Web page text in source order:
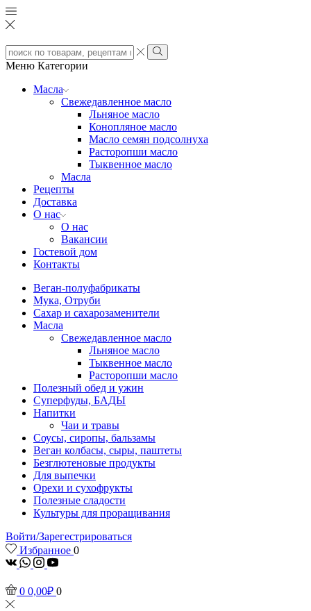
Search
input
Search
Меню Категории
Масла
Свежедавленное масло
Льняное масло
Конопляное масло
Масло семян подсолнуха
Расторопши масло
Тыквенное масло
Масла
Рецепты
Доставка
О нас
О нас
Вакансии
Гостевой дом
Контакты
Веган-полуфабрикаты
Мука, Отруби
Сахар и сахарозаменители
Масла
Свежедавленное масло
Льняное масло
Тыквенное масло
Расторопши масло
Полезный обед и ужин
Суперфуды, БАДЫ
Напитки
Чаи и травы
Соусы, сиропы, бальзамы
Веган колбасы, сыры, паштеты
Безглютеновые продукты
Для выпечки
Орехи и сухофрукты
Полезные сладости
Культуры для проращивания
Войти/Зарегестрироваться
Избранное 0
vk Whatsapp
Instagram
Youtube
0 0,00₽ 0